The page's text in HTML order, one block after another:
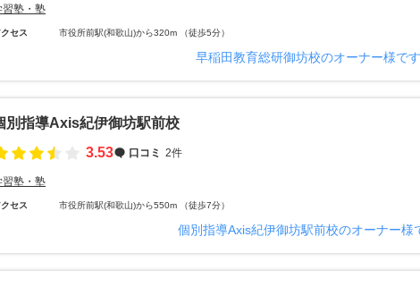
習塾・塾
クセス 市役所前駅(和歌山)から320m （徒歩5分）
早稲田教育総研御坊校のオーナー様で
別指導Axis紀伊御坊駅前校
3.53
口コミ 2件
習塾・塾
クセス 市役所前駅(和歌山)から550m （徒歩7分）
個別指導Axis紀伊御坊駅前校のオーナー様